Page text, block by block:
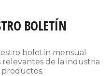
BOLETÍN
boletín mensual
de la industria
productos.